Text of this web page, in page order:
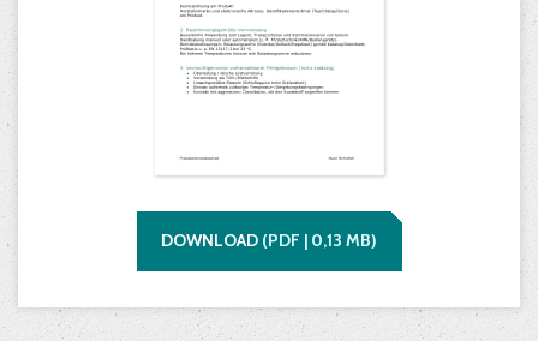
DOWNLOAD (PDF | 0,13 MB)